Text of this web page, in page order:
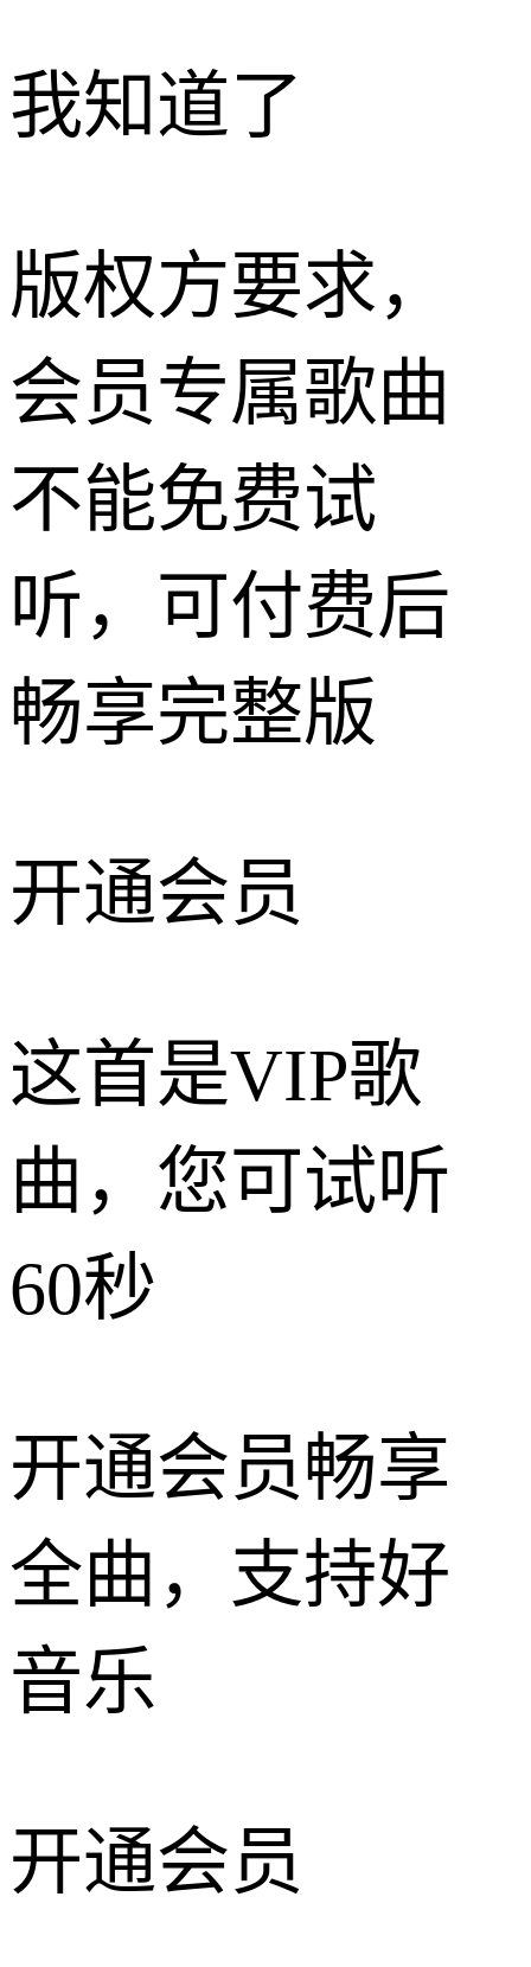
我知道了
版权方要求，
会员专属歌曲
不能免费试
听，可付费后
畅享完整版
开通会员
这首是VIP歌
曲，您可试听
60秒
开通会员畅享
全曲，支持好
音乐
开通会员